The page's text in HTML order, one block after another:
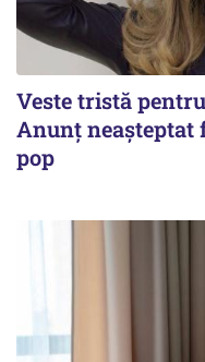
Veste tristă
Anunț neașteptat
pop